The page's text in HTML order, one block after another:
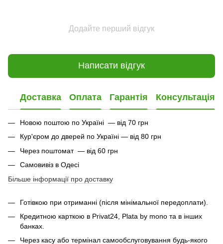
Додайте перший відгук
Написати відгук
Доставка Оплата Гарантія Консультація
Новою поштою по Україні — від 70 грн
Кур'єром до дверей по Україні — від 80 грн
Через поштомат — від 60 грн
Самовивіз в Одесі
Більше інформації про доставку
Готівкою при отриманні (після мінімальної передоплати).
Кредитною карткою в Privat24, Plata by mono та в інших
банках.
Через касу або термінал самообслуговування будь-якого